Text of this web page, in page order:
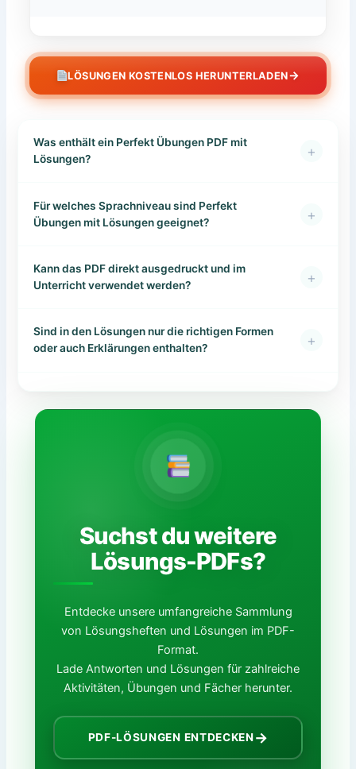
LÖSUNGEN KOSTENLOS HERUNTERLADEN→
Was enthält ein Perfekt Übungen PDF mit
Lösungen?
+
Für welches Sprachniveau sind Perfekt
Übungen mit Lösungen geeignet?
+
Kann das PDF direkt ausgedruckt und im
Unterricht verwendet werden?
+
Sind in den Lösungen nur die richtigen Formen
oder auch Erklärungen enthalten?
+
Suchst du weitere
Lösungs-PDFs?
Entdecke unsere umfangreiche Sammlung
von Lösungsheften und Lösungen im PDF-
Format.
Lade Antworten und Lösungen für zahlreiche
Aktivitäten, Übungen und Fächer herunter.
PDF-LÖSUNGEN ENTDECKEN→